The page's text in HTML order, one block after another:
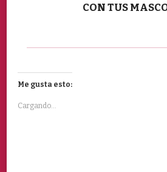
CON TUS
Navegación
de
Me gusta esto:
Cargando...